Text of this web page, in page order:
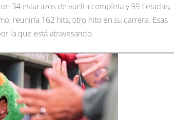
34 estacazos de vuelta completa y 99 fletadas,
reuniría 162 hits, otro hito en su carrera. Esas
la que está atravesando.